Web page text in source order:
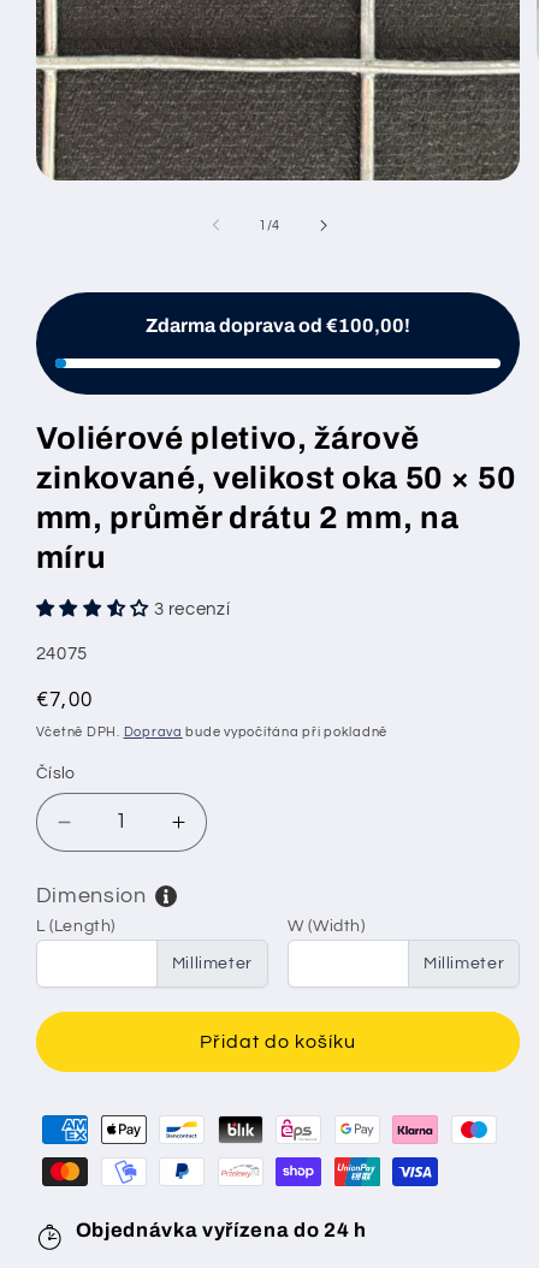
1 /z4
Zdarma doprava od €100,00!
Voliérové pletivo, žárově
zinkované, velikost oka 50 × 50
mm, průměr drátu 2 mm, na
míru
3 recenzí
SKU:
24075
Běžná
cena
€7,00
Včetně DPH. Doprava bude vypočítána při pokladně
Číslo
množství
u
Voliérové
pletivo,
zinkované,
velikost
50
50
mm,
průměr
Zvyšte
množství
pro
pletivo,
žárově
zinkované,
velikost
oka
50
50
mm,
průměr
2
Dimension
L (Length)
Millimeter
W (Width)
Millimeter
Přidat do košíku
Objednávka vyřízena do 24 h